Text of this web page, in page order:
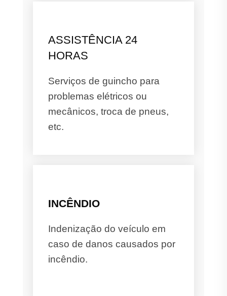
ASSISTÊNCIA 24
HORAS
Serviços de guincho para
problemas elétricos ou
mecânicos, troca de pneus,
etc.
INCÊNDIO
Indenização do veículo em
caso de danos causados por
incêndio.